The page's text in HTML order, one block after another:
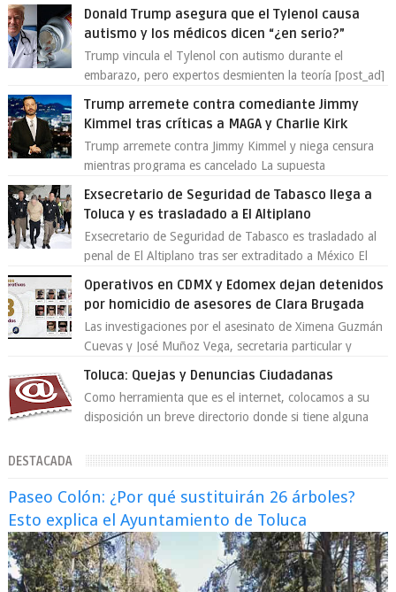
Donald Trump asegura que el Tylenol causa
autismo y los médicos dicen “¿en serio?”
Trump vincula el Tylenol con autismo durante el
embarazo, pero expertos desmienten la teoría [post_ad]
Trump arremete contra comediante Jimmy
Kimmel tras críticas a MAGA y Charlie Kirk
Trump arremete contra Jimmy Kimmel y niega censura
mientras programa es cancelado La supuesta
Exsecretario de Seguridad de Tabasco llega a
Toluca y es trasladado a El Altiplano
Exsecretario de Seguridad de Tabasco es trasladado al
penal de El Altiplano tras ser extraditado a México El
Operativos en CDMX y Edomex dejan detenidos
por homicidio de asesores de Clara Brugada
Las investigaciones por el asesinato de Ximena Guzmán
Cuevas y José Muñoz Vega, secretaria particular y
Toluca: Quejas y Denuncias Ciudadanas
Como herramienta que es el internet, colocamos a su
disposición un breve directorio donde si tiene alguna
DESTACADA
Paseo Colón: ¿Por qué sustituirán 26 árboles?
Esto explica el Ayuntamiento de Toluca